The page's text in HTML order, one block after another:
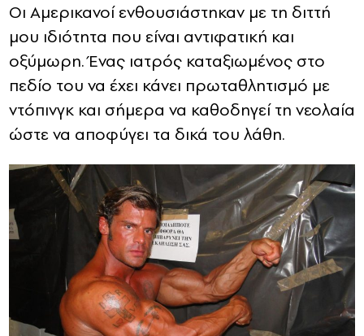
Οι Αμερικανοί ενθουσιάστηκαν με τη διττή
μου ιδιότητα που είναι αντιφατική και
οξύμωρη. Ένας ιατρός καταξιωμένος στο
πεδίο του να έχει κάνει πρωταθλητισμό με
ντόπινγκ και σήμερα να καθοδηγεί τη νεολαία
ώστε να αποφύγει τα δικά του λάθη.